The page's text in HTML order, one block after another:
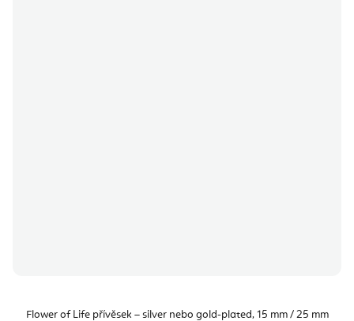
Flower of Life přívěsek – silver nebo gold-plated, 15 mm / 25 mm